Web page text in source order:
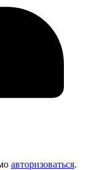
авторизоваться.